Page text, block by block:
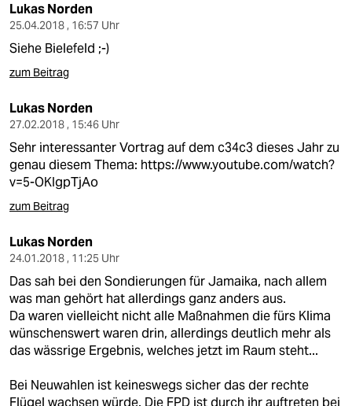
Lukas Norden
25.04.2018 , 16:57 Uhr
Siehe Bielefeld ;-)
zum Beitrag
Lukas Norden
27.02.2018 , 15:46 Uhr
Sehr interessanter Vortrag auf dem c34c3 dieses Jahr zu
genau diesem Thema: https://www.youtube.com/watch?
v=5-OKIgpTjAo
zum Beitrag
Lukas Norden
24.01.2018 , 11:25 Uhr
Das sah bei den Sondierungen für Jamaika, nach allem
was man gehört hat allerdings ganz anders aus.
Da waren vielleicht nicht alle Maßnahmen die fürs Klima
wünschenswert waren drin, allerdings deutlich mehr als
das wässrige Ergebnis, welches jetzt im Raum steht...
Bei Neuwahlen ist keineswegs sicher das der rechte
Flügel wachsen würde. Die FPD ist durch ihr auftreten bei